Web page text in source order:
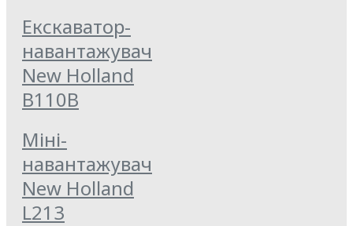
Екскаватор-
навантажувач
New Holland
B110B
Міні-
навантажувач
New Holland
L213